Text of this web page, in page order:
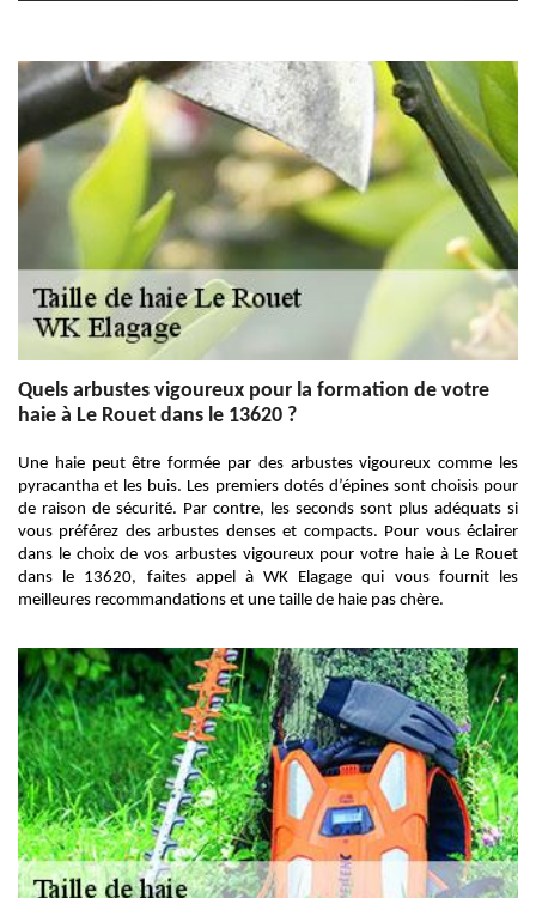
Quels arbustes vigoureux pour la formation de votre
haie à Le Rouet dans le 13620 ?
Une haie peut être formée par des arbustes vigoureux comme les
pyracantha et les buis. Les premiers dotés d’épines sont choisis pour
de raison de sécurité. Par contre, les seconds sont plus adéquats si
vous préférez des arbustes denses et compacts. Pour vous éclairer
dans le choix de vos arbustes vigoureux pour votre haie à Le Rouet
dans le 13620, faites appel à WK Elagage qui vous fournit les
meilleures recommandations et une taille de haie pas chère.